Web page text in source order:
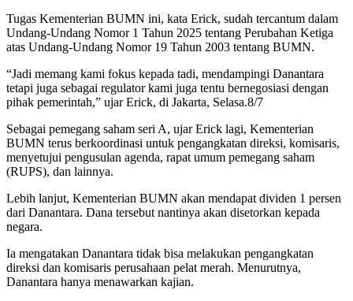
Tugas Kementerian BUMN ini, kata Erick, sudah tercantum dalam
Undang-Undang Nomor 1 Tahun 2025 tentang Perubahan Ketiga
atas Undang-Undang Nomor 19 Tahun 2003 tentang BUMN.
“Jadi memang kami fokus kepada tadi, mendampingi Danantara
tetapi juga sebagai regulator kami juga tentu bernegosiasi dengan
pihak pemerintah,” ujar Erick, di Jakarta, Selasa.8/7
Sebagai pemegang saham seri A, ujar Erick lagi, Kementerian
BUMN terus berkoordinasi untuk pengangkatan direksi, komisaris,
menyetujui pengusulan agenda, rapat umum pemegang saham
(RUPS), dan lainnya.
Lebih lanjut, Kementerian BUMN akan mendapat dividen 1 persen
dari Danantara. Dana tersebut nantinya akan disetorkan kepada
negara.
Ia mengatakan Danantara tidak bisa melakukan pengangkatan
direksi dan komisaris perusahaan pelat merah. Menurutnya,
Danantara hanya menawarkan kajian.